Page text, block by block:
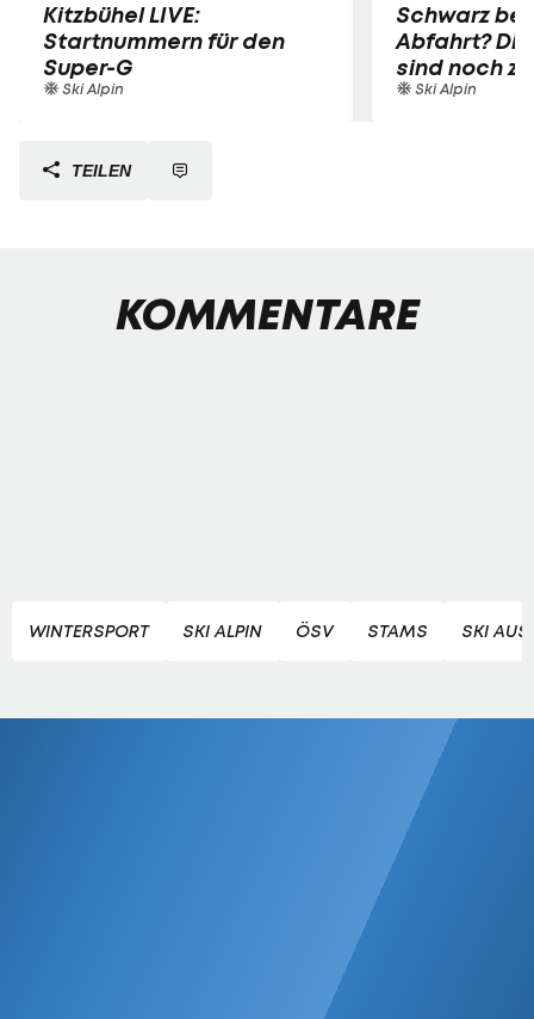
Kitzbühel LIVE:
Startnummern für den
Super-G
Ski Alpin
Schwarz
Abfahrt?
sind noch
Ski Alpin
TEILEN
KOMMENTARE
WINTERSPORT SKI ALPIN ÖSV STAMS SKI